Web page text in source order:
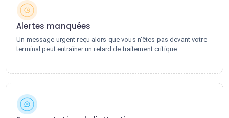
Alertes manquées
Un message urgent reçu alors que vous n'êtes pas devant votre
terminal peut entraîner un retard de traitement critique.